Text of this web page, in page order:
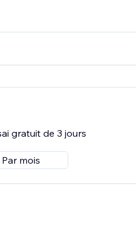
gratuit de 3 jours
Par mois